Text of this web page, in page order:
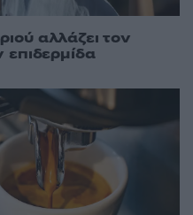
αλλάζει τον
επιδερμίδα